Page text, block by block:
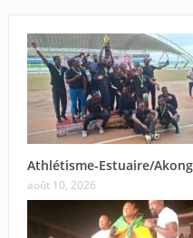
Athlétisme-Estuaire/
août 10, 2026